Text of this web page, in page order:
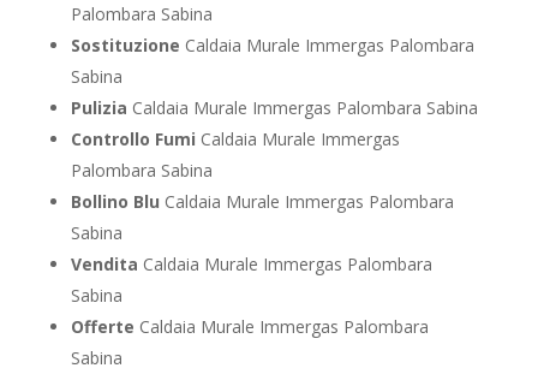
Palombara Sabina
Sostituzione Caldaia Murale Immergas Palombara
Sabina
Pulizia Caldaia Murale Immergas Palombara Sabina
Controllo Fumi Caldaia Murale Immergas
Palombara Sabina
Bollino Blu Caldaia Murale Immergas Palombara
Sabina
Vendita Caldaia Murale Immergas Palombara
Sabina
Offerte Caldaia Murale Immergas Palombara
Sabina